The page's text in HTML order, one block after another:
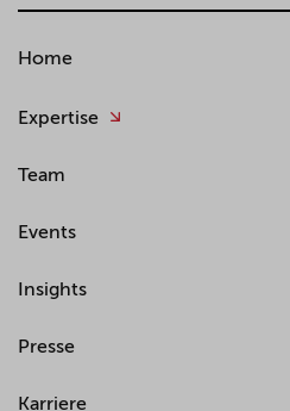
Home
Expertise
Team
Events
Insights
Presse
Karriere